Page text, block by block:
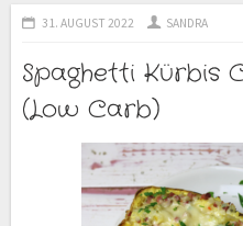
31. AUGUST 2022 SANDRA
Spaghetti Kürbis
(Low Carb)